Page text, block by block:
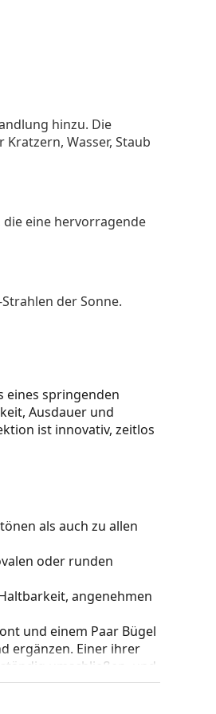
hinzu. Die
Wasser, Staub
eine hervorragende
der Sonne.
eines springenden
Ausdauer und
ist innovativ, zeitlos
als auch zu allen
oder runden
angenehmen
und einem Paar Bügel
ergänzen. Einer ihrer
umschließen, und
geeignet, auch für